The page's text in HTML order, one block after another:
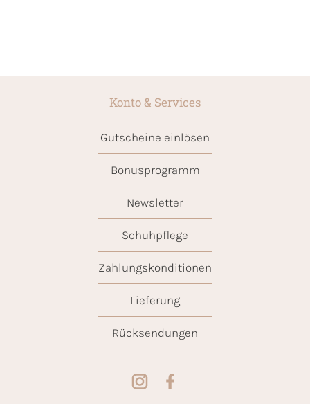
Konto & Services
Gutscheine einlösen
Bonusprogramm
Newsletter
Schuhpflege
Zahlungskonditionen
Lieferung
Rücksendungen